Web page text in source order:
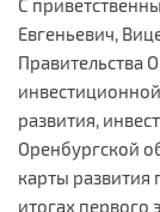
С
Евгеньевич,
Правительства
развития,
Оренбургской
карты развития
итогах первого